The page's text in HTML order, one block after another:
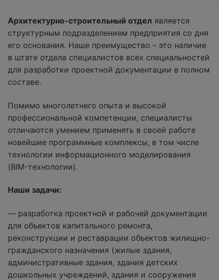
Архитектурно-строительный отдел является
структурным подразделением предприятия со дня
его основания. Наше преимущество – это наличие
в штате отдела специалистов всех специальностей
для разработки проектной документации в полном
составе.
Помимо многолетнего опыта и высокой
профессиональной компетенции, специалисты
отличаются умением применять в своей работе
новейшие программные комплексы, в том числе
технологии информационного моделирования
(BIM-технологии).
Наши задачи:
— разработка проектной и рабочей документации
для объектов капитального ремонта,
реконструкции и реставрации объектов жилищно-
гражданского назначения (жилые здания,
административные здания, здания детских
дошкольных учреждений, здания и сооружения